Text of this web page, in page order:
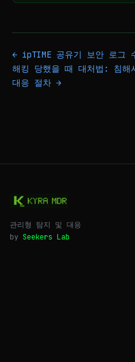
← ipTIME 공유기 보안 로그
해킹 당했을 때 대처법: 침해
대응 절차 →
관리형 탐지 및 대응
by Seekers Lab